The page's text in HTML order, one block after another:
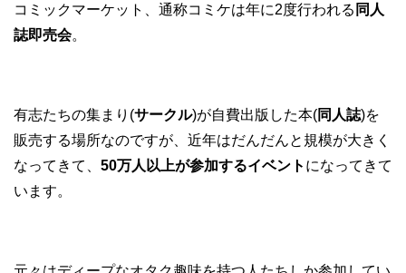
コミックマーケット、通称コミケは年に2度行われる 同人
誌即売会。
有志たちの集まり(サークル)が自費出版した本(同人誌)を
販売する場所なのですが、近年はだんだんと規模が大きく
なってきて、 50万人以上が参加するイベント になってきて
います。